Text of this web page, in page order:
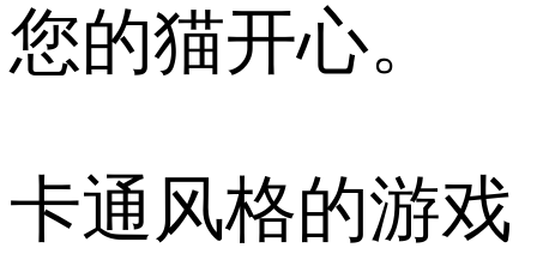
您的猫开心。
卡通风格的游戏